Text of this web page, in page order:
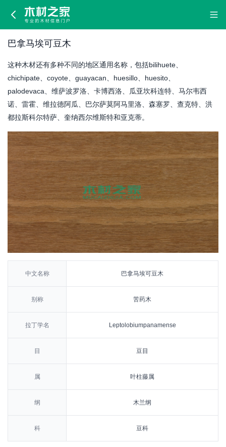
巴
拿
埃
可
豆
木
巴拿马埃可豆木
这种木材还有多种不同的地区通用名称，包括bilihuete、
chichipate、coyote、guayacan、huesillo、huesito、
palodevaca、维萨波罗洛、卡博西洛、瓜亚坎科连特、马尔韦西
诺、雷霍、维拉德阿瓜、巴尔萨莫阿马里洛、森塞罗、查克特、洪
都拉斯科尔特萨、奎纳西尔维斯特和亚克蒂。
中文名称 巴拿马埃可豆木
别称 苦药木
拉丁学名 Leptolobiumpanamense
目 豆目
属 叶柱藤属
纲 木兰纲
科 豆科